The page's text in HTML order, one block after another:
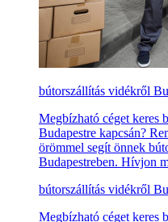
bútorszállítás vidékről
Megbízható céget keres
Budapestre kapcsán?
örömmel segít önnek
Budapestreben. Hívjon
bútorszállítás vidékről
Megbízható céget keres